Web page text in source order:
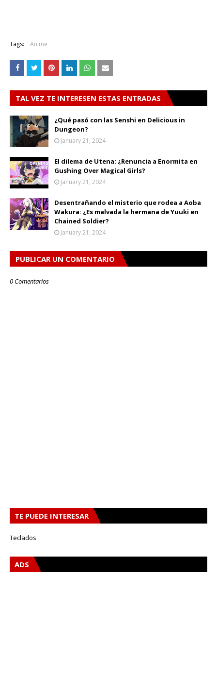
Tags: Anime
TAL VEZ TE INTERESEN ESTAS ENTRADAS
¿Qué pasó con las Senshi en Delicious in
Dungeon?
January 21, 2024
El dilema de Utena: ¿Renuncia a Enormita en
Gushing Over Magical Girls?
January 21, 2024
Desentrañando el misterio que rodea a Aoba
Wakura: ¿Es malvada la hermana de Yuuki en
Chained Soldier?
January 21, 2024
PUBLICAR UN COMENTARIO
0 Comentarios
TE PUEDE INTERESAR
Teclados
ADS